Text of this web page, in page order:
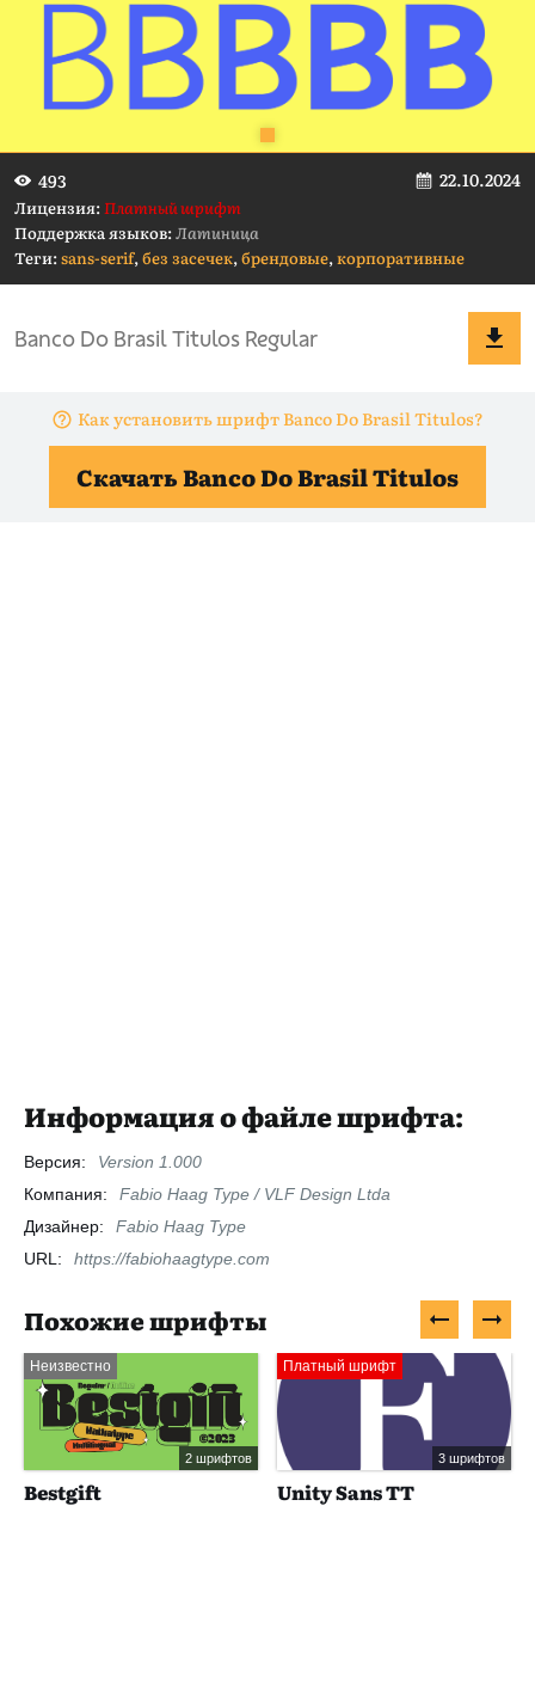
493 22.10.2024
Лицензия:Платный шрифт
Поддержка языков:Латиница
Теги:sans-serif,без засечек,брендовые,корпоративные
Как установить шрифт Banco Do Brasil Titulos?
Скачать Banco Do Brasil Titulos
Информация о файле шрифта:
Версия:
Version 1.000
Компания:
Fabio Haag Type / VLF Design Ltda
Дизайнер:
Fabio Haag Type
URL:
https://fabiohaagtype.com
Похожие шрифты
Неизвестно
2 шрифтов
Bestgift
Платный шрифт
3 шрифтов
Unity Sans TT